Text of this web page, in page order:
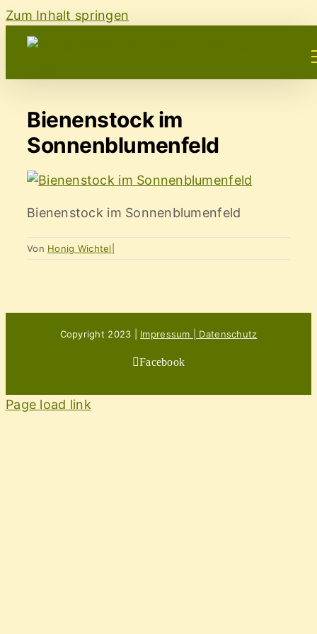
Zum Inhalt springen
Bienenstock im
Sonnenblumenfeld
Bienenstock im Sonnenblumenfeld
Von Honig Wichtel
Copyright 2023 | Impressum | Datenschutz
Facebook
Page load link